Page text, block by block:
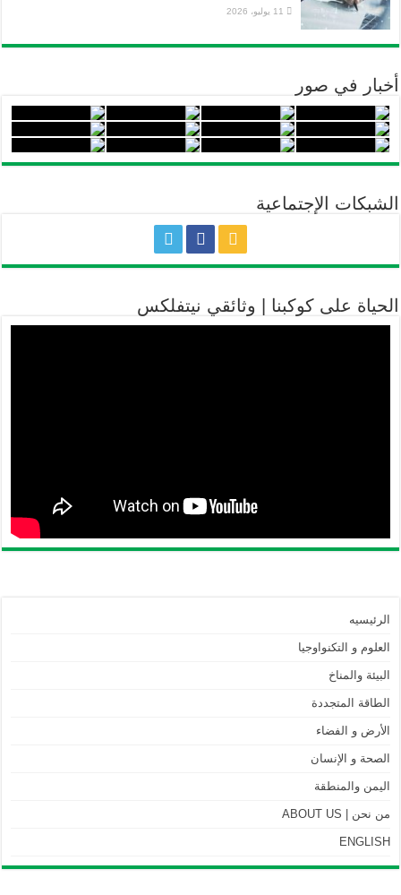
11 يوليو، 2026
أخبار في صور
الشبكات الإجتماعية
الحياة على كوكبنا | وثائقي نيتفلكس
الرئيسيه
العلوم و التكنواوجيا
البيئة والمناخ
الطاقة المتجددة
الأرض و الفضاء
الصحة و الإنسان
اليمن والمنطقة
من نحن | ABOUT US
ENGLISH